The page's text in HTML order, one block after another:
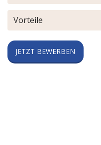
Vorteile
JETZT BEWERBEN